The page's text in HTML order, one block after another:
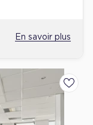
En savoir plus